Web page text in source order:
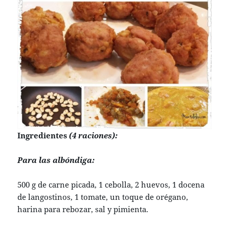
Ingredientes (4 raciones):
Para las albóndiga:
500 g de carne picada, 1 cebolla, 2 huevos, 1 docena
de langostinos, 1 tomate, un toque de orégano,
harina para rebozar, sal y pimienta.